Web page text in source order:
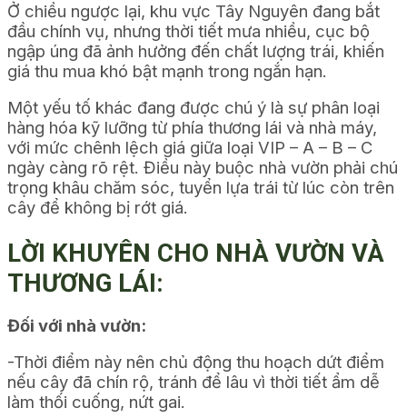
Ở chiều ngược lại, khu vực Tây Nguyên đang bắt
đầu chính vụ, nhưng thời tiết mưa nhiều, cục bộ
ngập úng đã ảnh hưởng đến chất lượng trái, khiến
giá thu mua khó bật mạnh trong ngắn hạn.
Một yếu tố khác đang được chú ý là sự phân loại
hàng hóa kỹ lưỡng từ phía thương lái và nhà máy,
với mức chênh lệch giá giữa loại VIP – A – B – C
ngày càng rõ rệt. Điều này buộc nhà vườn phải chú
trọng khâu chăm sóc, tuyển lựa trái từ lúc còn trên
cây để không bị rớt giá.
LỜI KHUYÊN CHO NHÀ VƯỜN VÀ
THƯƠNG LÁI:
Đối với nhà vườn:
-Thời điểm này nên chủ động thu hoạch dứt điểm
nếu cây đã chín rộ, tránh để lâu vì thời tiết ẩm dễ
làm thối cuống, nứt gai.